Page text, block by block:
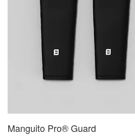
Manguito Pro® Guard